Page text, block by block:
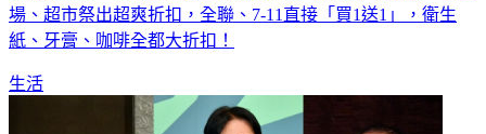
場、超市祭出超爽折扣，全聯、7-11直接「買1送1」，衛生
紙、牙膏、咖啡全都大折扣！
生活